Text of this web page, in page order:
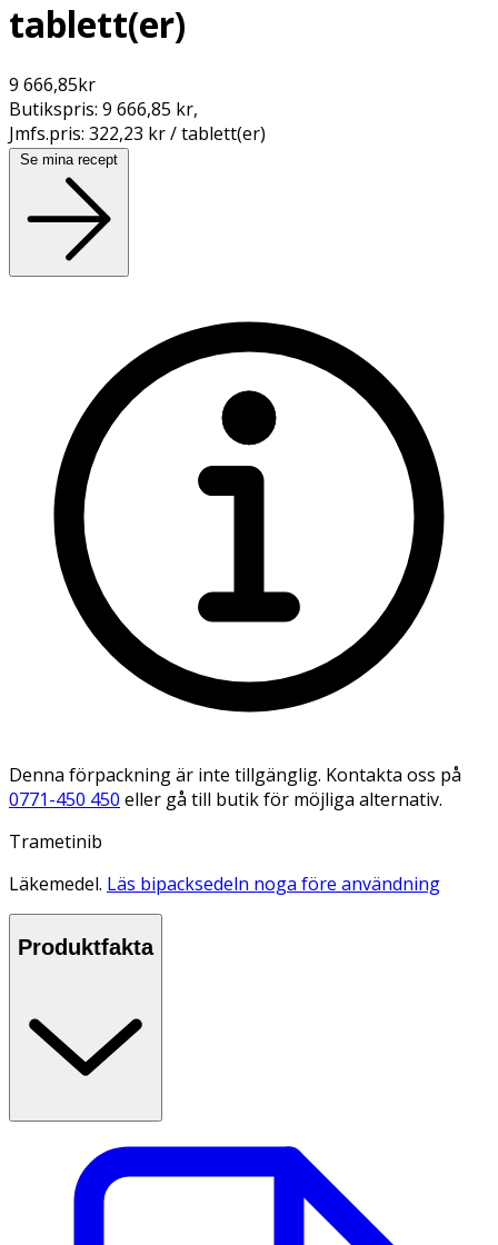
tablett(er)
9 666,85kr
Butikspris: 9 666,85 kr,
Jmfs.pris: 322,23 kr / tablett(er)
Se mina recept
Denna förpackning är inte tillgänglig. Kontakta oss på
0771-450 450 eller gå till butik för möjliga alternativ.
Trametinib
Läkemedel. Läs bipacksedeln noga före användning
Produktfakta